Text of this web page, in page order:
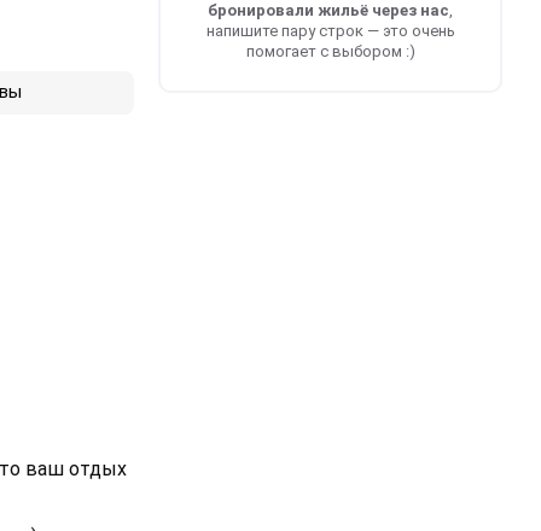
ваш отдых
бронировали жильё через нас,
напишите пару строк — это очень
помогает с выбором :)